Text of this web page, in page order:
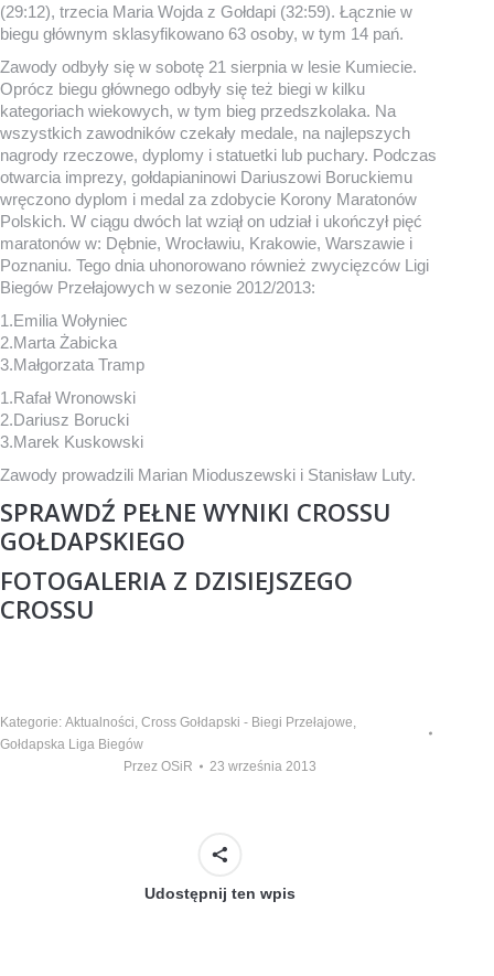
(29:12), trzecia Maria Wojda z Gołdapi (32:59). Łącznie w
biegu głównym sklasyfikowano 63 osoby, w tym 14 pań.
Zawody odbyły się w sobotę 21 sierpnia w lesie Kumiecie.
Oprócz biegu głównego odbyły się też biegi w kilku
kategoriach wiekowych, w tym bieg przedszkolaka. Na
wszystkich zawodników czekały medale, na najlepszych
nagrody rzeczowe, dyplomy i statuetki lub puchary. Podczas
otwarcia imprezy, gołdapianinowi Dariuszowi Boruckiemu
wręczono dyplom i medal za zdobycie Korony Maratonów
Polskich. W ciągu dwóch lat wziął on udział i ukończył pięć
maratonów w: Dębnie, Wrocławiu, Krakowie, Warszawie i
Poznaniu. Tego dnia uhonorowano również zwycięzców Ligi
Biegów Przełajowych w sezonie 2012/2013:
1.Emilia Wołyniec
2.Marta Żabicka
3.Małgorzata Tramp
1.Rafał Wronowski
2.Dariusz Borucki
3.Marek Kuskowski
Zawody prowadzili Marian Mioduszewski i Stanisław Luty.
SPRAWDŹ PEŁNE WYNIKI CROSSU
GOŁDAPSKIEGO
FOTOGALERIA Z DZISIEJSZEGO
CROSSU
Kategorie: Aktualności, Cross Gołdapski - Biegi Przełajowe,
Gołdapska Liga Biegów
Przez OSiR 23 września 2013
Udostępnij ten wpis